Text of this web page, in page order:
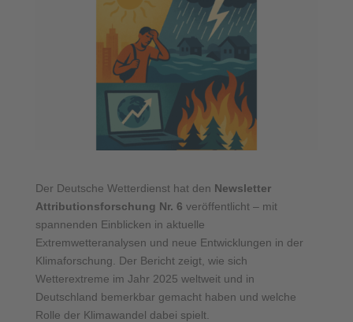
Der Deutsche Wetterdienst hat den Newsletter
Attributionsforschung Nr. 6 veröffentlicht – mit
spannenden Einblicken in aktuelle
Extremwetteranalysen und neue Entwicklungen in der
Klimaforschung. Der Bericht zeigt, wie sich
Wetterextreme im Jahr 2025 weltweit und in
Deutschland bemerkbar gemacht haben und welche
Rolle der Klimawandel dabei spielt.